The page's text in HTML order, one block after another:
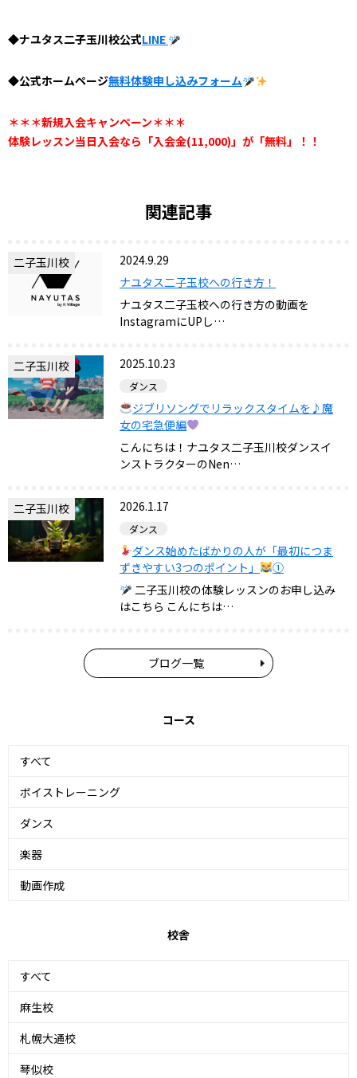
◆ナユタス二子玉川校公式LINE
◆公式ホームページ無料体験申し込みフォーム
＊＊＊新規入会キャンペーン＊＊＊
体験レッスン当日入会なら「入会金(11,000)」が「無料」！！
関連記事
二子玉川校
2024.9.29
ナユタス二子玉校への行き方！
ナユタス二子玉校への行き方の動画を
InstagramにUPし…
二子玉川校 2025.10.23
ダンス
ジブリソングでリラックスタイムを♪魔
女の宅急便編
こんにちは！ナユタス二子玉川校ダンスイ
ンストラクターのNen…
二子玉川校 2026.1.17
ダンス
ダンス始めたばかりの人が「最初につま
ずきやすい3つのポイント」
①
二子玉川校の体験レッスンのお申し込み
はこちら こんにちは…
ブログ一覧
コース
すべて
ボイストレーニング
ダンス
楽器
動画作成
校舎
すべて
麻生校
札幌大通校
琴似校